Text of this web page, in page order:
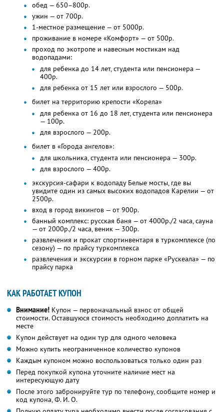
обед — 650–800р.
ужин — от 700р.
1-местное размещение — от 5000р.
проживание в номере «Комфорт» — от 500р.
проход по экотропе и навесным мостикам над
водопадами:
для ребенка до 14 лет, студента или пенсионера —
400р.
для ребенка от 15 лет или взрослого — 500р.
билет на территорию крепости «Корела»
для ребенка от 16 до 18 лет, студента или пенсионера
— 100р.
для взрослого — 200р.
билет в «Города ангелов»:
для школьника, студента или пенсионера — 300р.
для взрослого — 400р.
экскурсия-сафари к водопаду Белые мосты, где вы
увидите один из самых высоких водопадов Карелии — от
2500р.
вход в город викингов — от 900р.
банный комплекс: русская баня — от 4000р./2 часа, сауна
— от 2000р./2 часа, веник — 300р.
развлечения и прокат спортинвентаря в туркомплексе (по
сезону) — по прайсу туркомплекса
развлечения и экскурсии в горном парке «Рускеала» — по
прайсу парка
КАК РАБОТАЕТ КУПОН
Внимание! Купон — первоначальный взнос от общей
стоимости. Оставшуюся стоимость необходимо доплатить на
месте
Купон действует на один тур для одного человека
Можно купить неограниченное количество купонов
Каждым купоном можно воспользоваться только один раз
Перед покупкой купона уточните наличие мест на
интересующую дату
После этого забронируйте тур по телефону, сообщите номер и
код купона, Ф. И. О.